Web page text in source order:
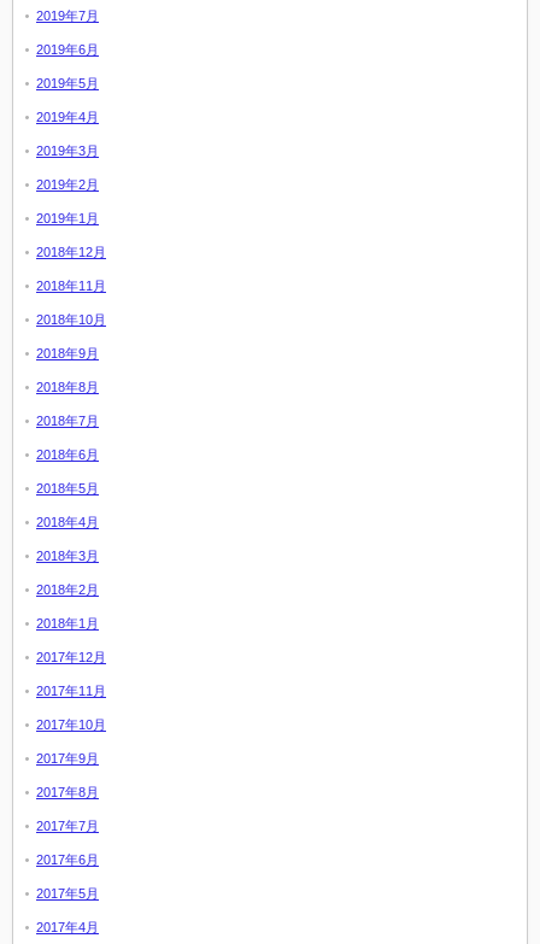
2019年7月
2019年6月
2019年5月
2019年4月
2019年3月
2019年2月
2019年1月
2018年12月
2018年11月
2018年10月
2018年9月
2018年8月
2018年7月
2018年6月
2018年5月
2018年4月
2018年3月
2018年2月
2018年1月
2017年12月
2017年11月
2017年10月
2017年9月
2017年8月
2017年7月
2017年6月
2017年5月
2017年4月